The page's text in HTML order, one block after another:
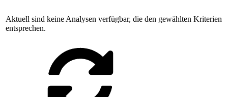
Aktuell sind keine Analysen verfügbar, die den gewählten Kriterien
entsprechen.